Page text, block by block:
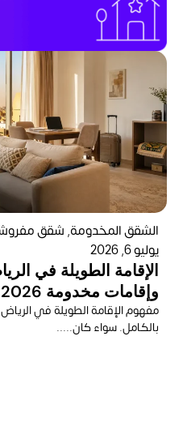
الشقق المخدومة,شقق
يوليو 6, 2026
الإقامة الطويلة في
وإقامات مخدومة 2026
​مفهوم الإقامة الطويلة في
بالكامل. سواء كان.....